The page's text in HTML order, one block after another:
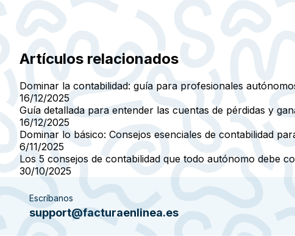
Artículos relacionados
Dominar la contabilidad: guía para profesionales
16/12/2025
Guía detallada para entender las cuentas de pérdidas y
16/12/2025
Dominar lo básico: Consejos esenciales de contabilidad
6/11/2025
Los 5 consejos de contabilidad que todo autónomo debe
30/10/2025
Escríbanos
support@facturaenlinea.es